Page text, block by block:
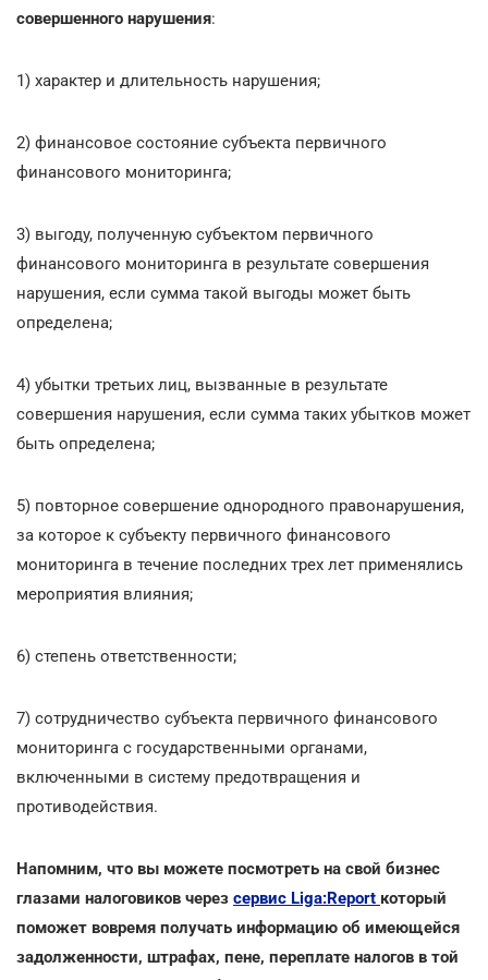
совершенного нарушения:
1) характер и длительность нарушения;
2) финансовое состояние субъекта первичного
финансового мониторинга;
3) выгоду, полученную субъектом первичного
финансового мониторинга в результате совершения
нарушения, если сумма такой выгоды может быть
определена;
4) убытки третьих лиц, вызванные в результате
совершения нарушения, если сумма таких убытков может
быть определена;
5) повторное совершение однородного правонарушения,
за которое к субъекту первичного финансового
мониторинга в течение последних трех лет применялись
мероприятия влияния;
6) степень ответственности;
7) сотрудничество субъекта первичного финансового
мониторинга с государственными органами,
включенными в систему предотвращения и
противодействия.
Напомним, что вы можете посмотреть на свой бизнес
глазами налоговиков через сервис Liga:Report который
поможет вовремя получать информацию об имеющейся
задолженности, штрафах, пене, переплате налогов в той